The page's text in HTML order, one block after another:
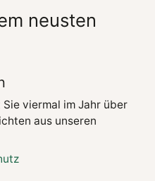
neusten
viermal im Jahr über
aus unseren